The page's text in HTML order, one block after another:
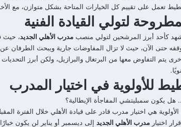
تعمل على تقييم كل الخيارات المتاحة بشكل متوازن، مع الأخذ
لتولي القيادة الفنية
كأحد أبرز المرشحين لتولي منصب مدرب الأهلي الجديد، حيث
حتى الآن، حيث لا تزال المفاوضات جارية ويبحث الطرفان عن
يتم التفاوض معها من البرتغال والبرازيل، ولكن أبرز
للأولوية في اختيار المدرب
هل يكون سمبليتشي المفاجأة الإيطالية؟
هي اختيار مدرب قادر على قيادة الأهلي خلال الفترة
اختيار مدرب الأهلي الجديد إلى ديسمبر أو يناير لن يكون